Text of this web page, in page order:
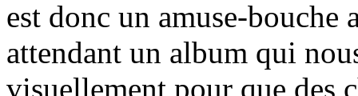
est donc un amuse-bouche
attendant un album qui
visuellement pour que des